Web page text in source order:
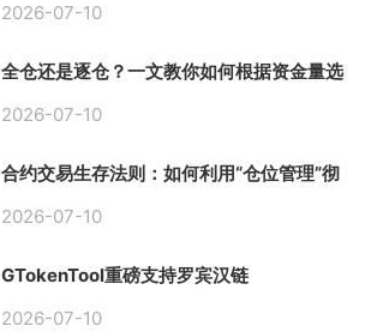
2026-07-10
全仓还是逐仓？一文教你如何根据资金量选
2026-07-10
合约交易生存法则：如何利用“仓位管理”彻
2026-07-10
GTokenTool重磅支持罗宾汉链
2026-07-10